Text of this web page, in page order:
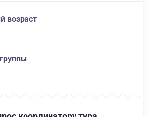
возраст